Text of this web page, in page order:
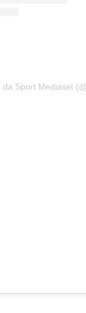
da Sport Mediaset